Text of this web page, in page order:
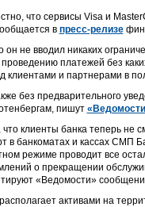
что сервисы Visa и
в пресс-релизе
он не вводил никаких
проведению платежей без
клиентами и партнерами в
без предварительного
пишут
клиенты банка теперь не
в банкоматах и кассах
режиме проводит все
о прекращении
«Ведомости»
активами на